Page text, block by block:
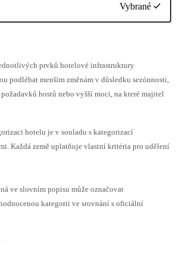
Vybrané
prvků hotelové infrastruktury
podléhat menším změnám v důsledku sezónnosti,
hostů nebo vyšší moci, na které majitel
hotelu je v souladu s kategorizací
Každá země uplatňuje vlastní kritéria pro udělení
ve slovním popisu může označovat
kategorii ve srovnání s oficiální